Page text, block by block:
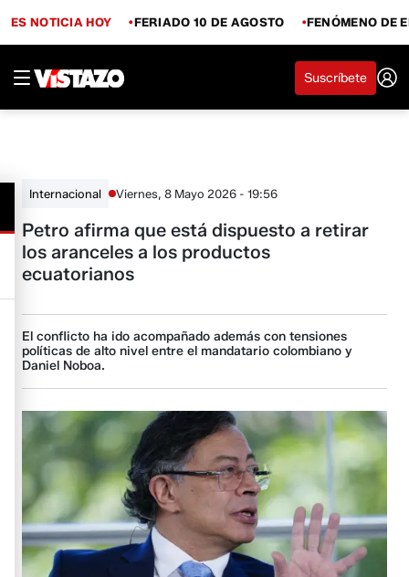
ES NOTICIA HOY FERIADO 10 DE AGOSTO FENÓMENO DE
Suscríbete
Internacional Viernes, 8 Mayo 2026 - 19:56
Petro afirma que está dispuesto a retirar
los aranceles a los productos
ecuatorianos
El conflicto ha ido acompañado además con tensiones
políticas de alto nivel entre el mandatario colombiano y
Daniel Noboa.